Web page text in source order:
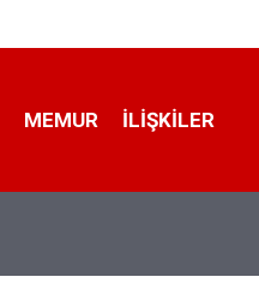
MEMUR İLIŞKILER